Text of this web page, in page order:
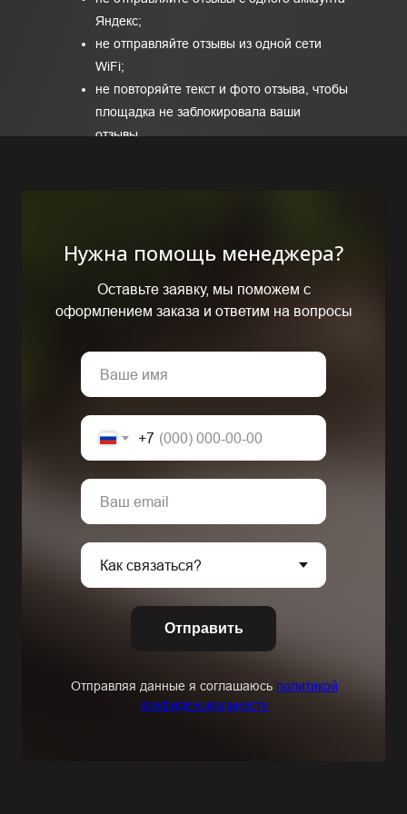
Яндекс;
не отправляйте отзывы из одной сети
WiFi;
не повторяйте текст и фото отзыва, чтобы
площадка не заблокировала ваши
отзывы.
Нужна помощь менеджера?
+7
Отправить
Оставьте заявку, мы поможем с
оформлением заказа и ответим на вопросы
Отправляя данные я соглашаюсь политикой
конфиденциальности